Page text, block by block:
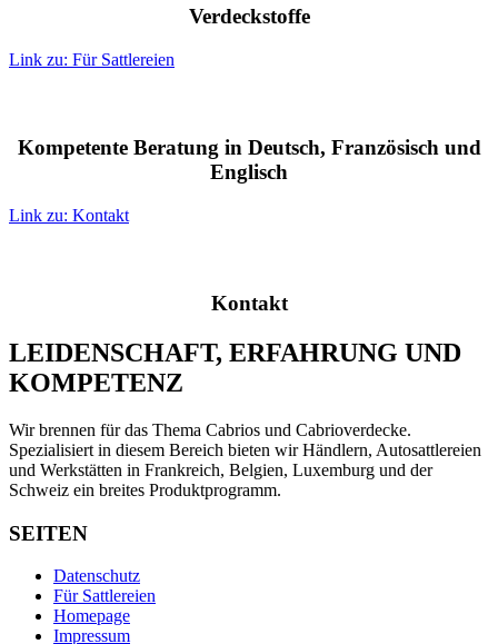
Verdeckstoffe
Link zu: Für Sattlereien
Kompetente Beratung in Deutsch, Französisch und
Englisch
Link zu: Kontakt
Kontakt
LEIDENSCHAFT, ERFAHRUNG UND
KOMPETENZ
Wir brennen für das Thema Cabrios und Cabrioverdecke.
Spezialisiert in diesem Bereich bieten wir Händlern, Autosattlereien
und Werkstätten in Frankreich, Belgien, Luxemburg und der
Schweiz ein breites Produktprogramm.
SEITEN
Datenschutz
Für Sattlereien
Homepage
Impressum